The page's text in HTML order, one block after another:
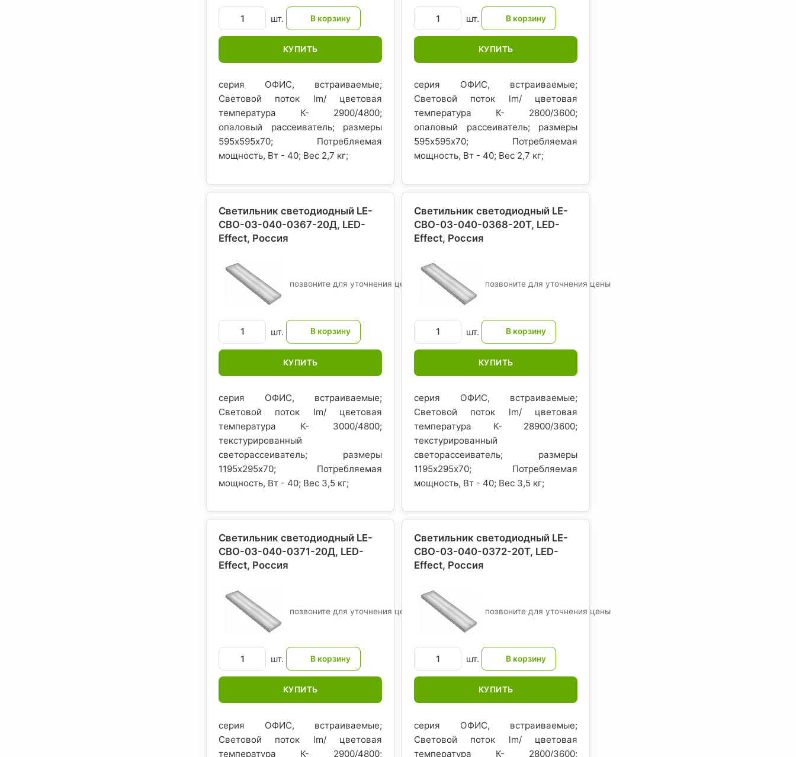
шт.
КУПИТЬ
серия ОФИС, встраиваемые;
Световой поток lm/ цветовая
температура К- 2900/4800;
опаловый рассеиватель; размеры
595х595х70; Потребляемая
мощность, Вт - 40; Вес 2,7 кг;
шт.
КУПИТЬ
серия ОФИС, встраиваемые;
Световой поток lm/ цветовая
температура К- 2800/3600;
опаловый рассеиватель; размеры
595х595х70; Потребляемая
мощность, Вт - 40; Вес 2,7 кг;
Светильник светодиодный LE-
СВО-03-040-0367-20Д, LED-
Effect, Россия
позвоните для уточнения цены
шт.
КУПИТЬ
серия ОФИС, встраиваемые;
Световой поток lm/ цветовая
температура К- 3000/4800;
текстурированный
светорассеиватель; размеры
1195х295х70; Потребляемая
мощность, Вт - 40; Вес 3,5 кг;
Светильник светодиодный LE-
СВО-03-040-0368-20Т, LED-
Effect, Россия
позвоните для уточнения цены
шт.
КУПИТЬ
серия ОФИС, встраиваемые;
Световой поток lm/ цветовая
температура К- 28900/3600;
текстурированный
светорассеиватель; размеры
1195х295х70; Потребляемая
мощность, Вт - 40; Вес 3,5 кг;
Светильник светодиодный LE-
СВО-03-040-0371-20Д, LED-
Effect, Россия
позвоните для уточнения цены
шт.
КУПИТЬ
серия ОФИС, встраиваемые;
Световой поток lm/ цветовая
температура К- 2900/4800;
Светильник светодиодный LE-
СВО-03-040-0372-20Т, LED-
Effect, Россия
позвоните для уточнения цены
шт.
КУПИТЬ
серия ОФИС, встраиваемые;
Световой поток lm/ цветовая
температура К- 2800/3600;